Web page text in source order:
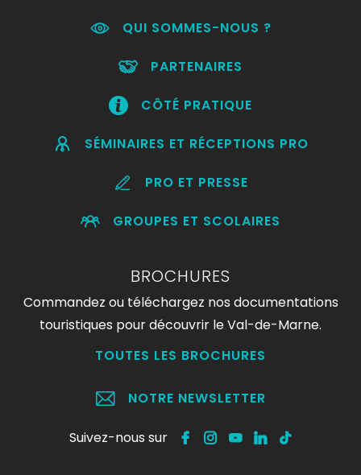
QUI SOMMES-NOUS ?
PARTENAIRES
CÔTÉ PRATIQUE
SÉMINAIRES ET RÉCEPTIONS PRO
PRO ET PRESSE
GROUPES ET SCOLAIRES
BROCHURES
Commandez ou téléchargez nos documentations
touristiques pour découvrir le Val-de-Marne.
TOUTES LES BROCHURES
NOTRE NEWSLETTER
Suivez-nous sur